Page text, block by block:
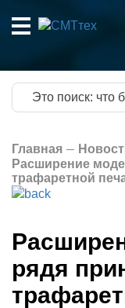
Главная
Расширение
трафаретной
рядя